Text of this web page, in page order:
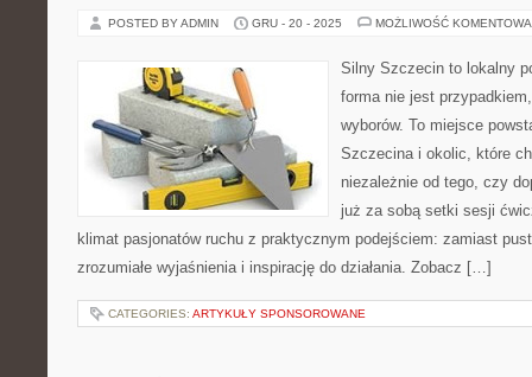
POSTED BY ADMIN GRU - 20 - 2025 MOŻLIWOŚĆ
Silny Szczecin to lokalny
forma nie jest
wyborów. To miejsce
Szczecina i okolic, które
niezależnie od tego, czy
już za sobą setki sesji
klimat pasjonatów ruchu z praktycznym podejściem: zamiast
zrozumiałe wyjaśnienia i inspirację do działania. Zobacz […]
CATEGORIES: ARTYKUŁY SPONSOROWANE